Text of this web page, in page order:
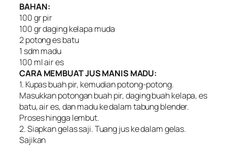
BAHAN:
100 gr pir
100 gr daging kelapa muda
2 potong es batu
1 sdm madu
100 ml air es
CARA MEMBUAT JUS MANIS MADU:
1. Kupas buah pir, kemudian potong-potong.
Masukkan potongan buah pir, daging buah kelapa, es
batu, air es, dan madu ke dalam tabung blender.
Proses hingga lembut.
2. Siapkan gelas saji. Tuang jus ke dalam gelas.
Sajikan